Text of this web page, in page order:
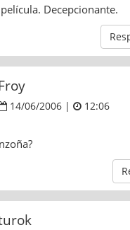
Decepcionante.
14/06/2006 | 12:06